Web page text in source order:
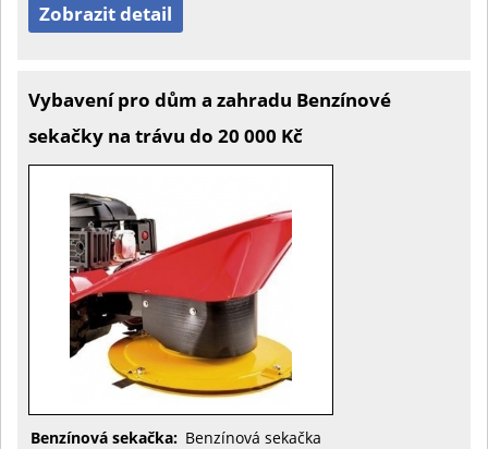
Zobrazit detail
Vybavení pro dům a zahradu Benzínové
sekačky na trávu do 20 000 Kč
Benzínová sekačka: Benzínová sekačka